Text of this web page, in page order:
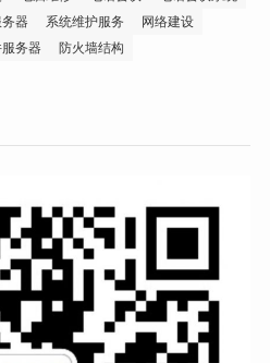
器 系统维护服务
网络建设
务器 防火墙结构